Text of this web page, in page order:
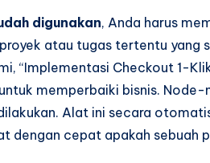
digunakan, Anda harus
atau tugas tertentu yang
“Implementasi Checkout 1-
memperbaiki bisnis. Node-
Alat ini secara
dengan cepat apakah sebuah